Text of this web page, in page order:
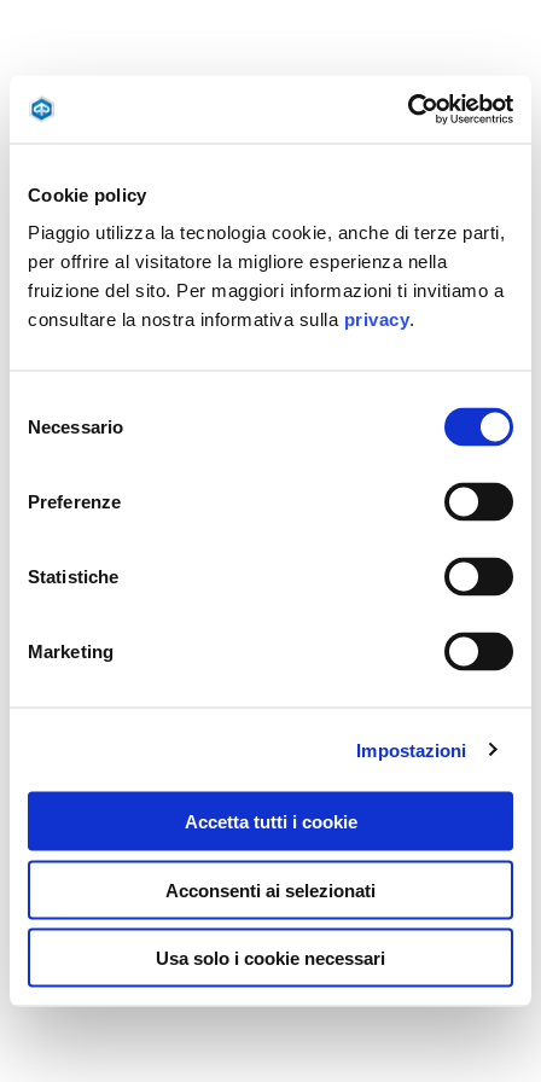
Cookie policy
Piaggio utilizza la tecnologia cookie, anche di terze parti,
per offrire al visitatore la migliore esperienza nella
fruizione del sito. Per maggiori informazioni ti invitiamo a
consultare la nostra informativa sulla privacy.
delNecessario
Preferenze
Statistiche
Marketing
Impostazioni
Accetta tutti i cookie
Acconsenti ai selezionati
Usa solo i cookie necessari